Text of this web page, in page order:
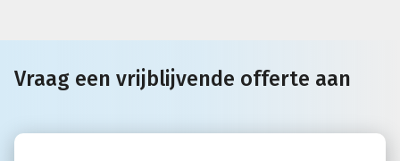
Vraag een vrijblijvende offerte aan